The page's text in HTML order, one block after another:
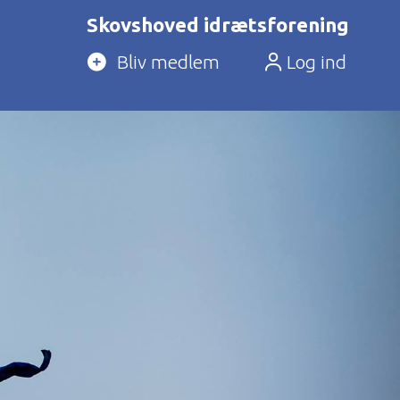
Skovshoved idrætsforening
Bliv medlem Log ind